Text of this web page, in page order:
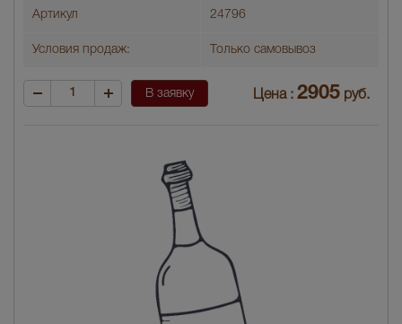
Артикул 24796
Условия продаж: Только самовывоз
В заявку Цена : 2905 руб.